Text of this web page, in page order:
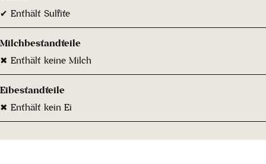
✔ Enthält Sulfite
Milchbestandteile
✖ Enthält keine Milch
Eibestandteile
✖ Enthält kein Ei